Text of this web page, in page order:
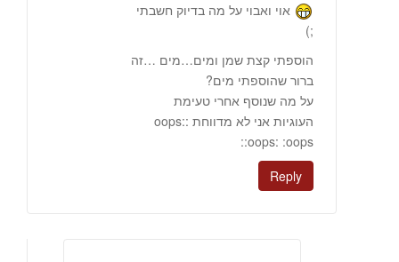
אוי ואבוי על מה בדיוק חשבתי
;)
הוספתי קצת שמן ומים…מים …זה
ברור שהוספתי מים?
על מה שנוסף אחרי טעימת
העוגיות אני לא מדווחת :oops:
:oops: :oops:
Reply